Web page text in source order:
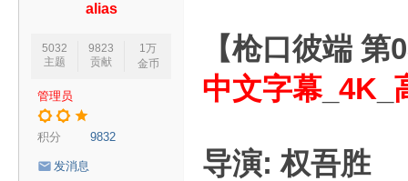
alias
5032
主题
9823
贡献
1万
金币
管理员
积分 9832
发消息
【枪口彼端 第
中文字幕_ 4K
导演: 权吾胜